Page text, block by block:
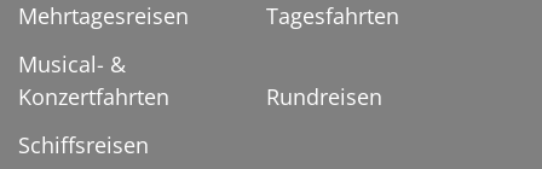
Mehrtagesreisen
Tagesfahrten
Musical- &
Konzertfahrten
Rundreisen
Schiffsreisen